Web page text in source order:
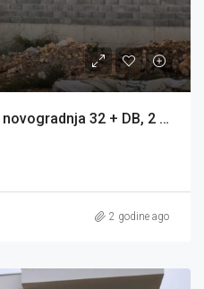
Stan: Novalja, 101.00 m2, novogradnja 32 + DB, 2 TERASE, 2 PARKINGA (prodaja)
2 godine ago